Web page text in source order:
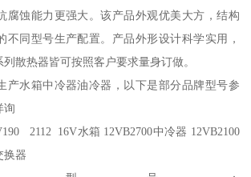
腐蚀能力更强大。该产品外观优美大方，结构
不同型号生产配置。产品外形设计科学实用，
散热器皆可按照客户要求量身订做。
产水箱中冷器油冷器，以下是部分品牌型号参
询
2112 16V水箱 12VB2700中冷器 12VB2100
换器